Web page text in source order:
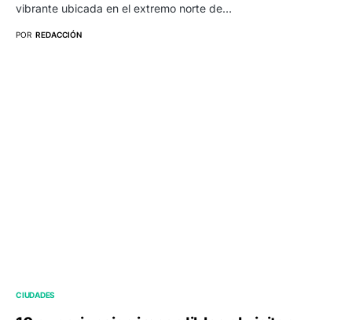
vibrante ubicada en el extremo norte de…
POR REDACCIÓN
CIUDADES